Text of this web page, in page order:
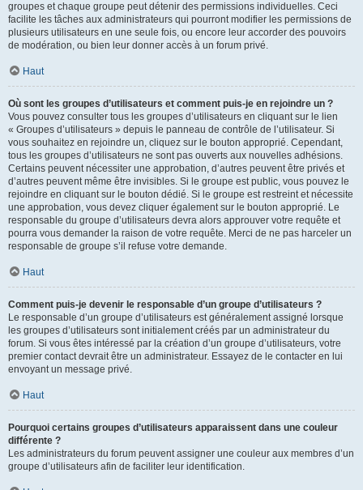
groupes et chaque groupe peut détenir des permissions individuelles. Ceci
facilite les tâches aux administrateurs qui pourront modifier les permissions de
plusieurs utilisateurs en une seule fois, ou encore leur accorder des pouvoirs
de modération, ou bien leur donner accès à un forum privé.
Haut
Où sont les groupes d’utilisateurs et comment puis-je en rejoindre un ?
Vous pouvez consulter tous les groupes d’utilisateurs en cliquant sur le lien
« Groupes d’utilisateurs » depuis le panneau de contrôle de l’utilisateur. Si
vous souhaitez en rejoindre un, cliquez sur le bouton approprié. Cependant,
tous les groupes d’utilisateurs ne sont pas ouverts aux nouvelles adhésions.
Certains peuvent nécessiter une approbation, d’autres peuvent être privés et
d’autres peuvent même être invisibles. Si le groupe est public, vous pouvez le
rejoindre en cliquant sur le bouton dédié. Si le groupe est restreint et nécessite
une approbation, vous devez cliquer également sur le bouton approprié. Le
responsable du groupe d’utilisateurs devra alors approuver votre requête et
pourra vous demander la raison de votre requête. Merci de ne pas harceler un
responsable de groupe s’il refuse votre demande.
Haut
Comment puis-je devenir le responsable d’un groupe d’utilisateurs ?
Le responsable d’un groupe d’utilisateurs est généralement assigné lorsque
les groupes d’utilisateurs sont initialement créés par un administrateur du
forum. Si vous êtes intéressé par la création d’un groupe d’utilisateurs, votre
premier contact devrait être un administrateur. Essayez de le contacter en lui
envoyant un message privé.
Haut
Pourquoi certains groupes d’utilisateurs apparaissent dans une couleur
différente ?
Les administrateurs du forum peuvent assigner une couleur aux membres d’un
groupe d’utilisateurs afin de faciliter leur identification.